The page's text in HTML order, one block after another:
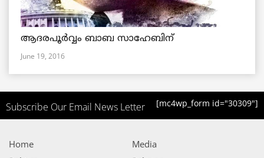
ആദരപൂര്‍വ്വം ബാബ സാഹേബിന്
June 19, 2016
Subscribe Our Email News Letter [mc4wp_form id="30309"]
Home
Media